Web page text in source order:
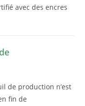
avec des encres
de production n’est
fin de